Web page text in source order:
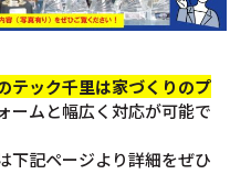
テック千里は家づくりのプ
ームと幅広く対応が可能で
下記ページより詳細をぜひ